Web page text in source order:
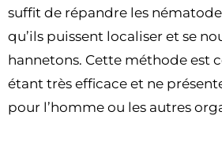
suffit de répandre les
qu’ils puissent localiser et se
hannetons. Cette méthode est
étant très efficace et ne
pour l’homme ou les autres